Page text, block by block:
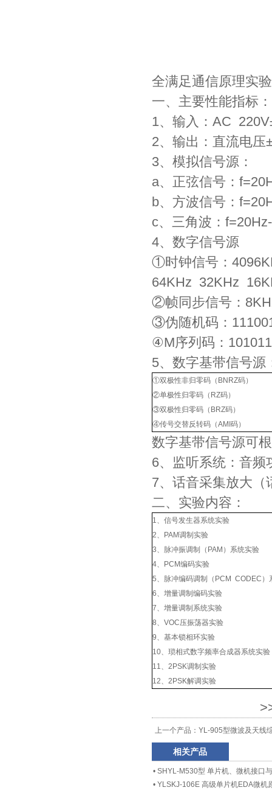
全满足通信原理实
一、主要性能指标：
1、输入：AC
2、输出：直流电
3、模拟信号源：
a、正弦信号：
b、方波信号：
c、三角波：
4、数字信号源
①时钟信号：
64KHz 32KHz
②帧同步信号：
③伪随机码：
④M序列码：
5、数字基带信号源
①双极性非归零码（BNRZ码）
②单极性归零码（RZ码）
③双极性归零码（BRZ码）
④传号交替反转码（AMI码）
数字基带信号源可
6、监听系统：音频
7、话音采集放大（
二、实验内容：
1、信号发生器系统实验
2、PAM调制实验
3、脉冲振调制（PAM）系统实验
4、PCM编码实验
5、脉冲编码调制（PCM CODEC）
6、增量调制编码实验
7、增量调制系统实验
8、VOC压振荡器实验
9、基本锁相环实验
10、琐相式数字频率合成器系统实验
11、2PSK调制实验
12、2PSK解调实验
上一个产品： YL-905型微波及天线
相关产品
• SHYL-M530型 单片机、微机接口
• YLSKJ-106E 高级单片机EDA微机